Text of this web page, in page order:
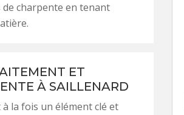
charpente en tenant
ET
À SAILLENARD
la fois un élément clé et